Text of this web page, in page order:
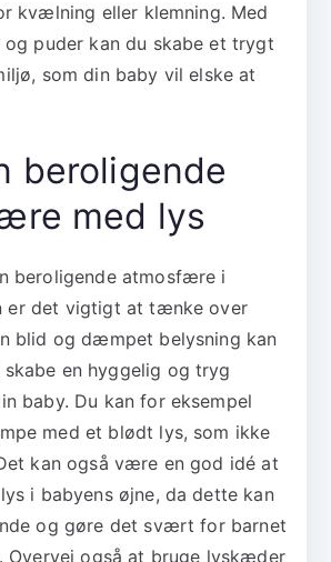
kvælning eller klemning. Med
puder kan du skabe et trygt
som din baby vil elske at
beroligende
med lys
beroligende atmosfære i
er det vigtigt at tænke over
blid og dæmpet belysning kan
en hyggelig og tryg
baby. Du kan for eksempel
med et blødt lys, som ikke
kan også være en god idé at
i babyens øjne, da dette kan
og gøre det svært for barnet
Overvej også at bruge lyskæder